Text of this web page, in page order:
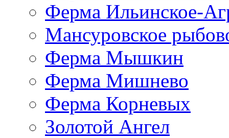
Ферма Ильинское-
Мансуровское
Ферма Мышкин
Ферма Мишнево
Ферма Корневых
Золотой Ангел